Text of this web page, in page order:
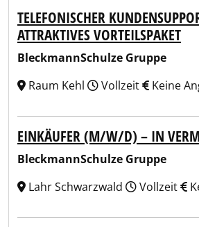
TELEFONISCHER
ATTRAKTIVES VORTEILSPAKET
BleckmannSchulze Gruppe
Raum Kehl
Vollzeit Keine
EINKÄUFER (M/W/D) – IN
BleckmannSchulze Gruppe
Lahr Schwarzwald
Vollzeit